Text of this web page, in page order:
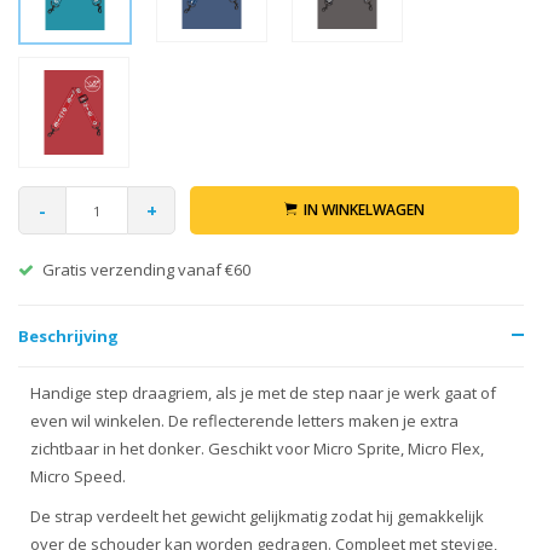
- + IN WINKELWAGEN
Gratis verzending vanaf €60
Beschrijving
Handige step draagriem, als je met de step naar je werk gaat of
even wil winkelen. De reflecterende letters maken je extra
zichtbaar in het donker. Geschikt voor Micro Sprite, Micro Flex,
Micro Speed.
De strap verdeelt het gewicht gelijkmatig zodat hij gemakkelijk
over de schouder kan worden gedragen. Compleet met stevige,